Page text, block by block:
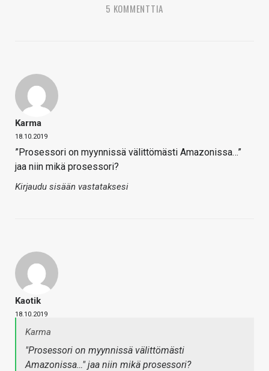
5 KOMMENTTIA
Karma
18.10.2019
”Prosessori on myynnissä välittömästi Amazonissa…”
jaa niin mikä prosessori?
Kirjaudu sisään vastataksesi
Kaotik
18.10.2019
Karma
"Prosessori on myynnissä välittömästi
Amazonissa…" jaa niin mikä prosessori?